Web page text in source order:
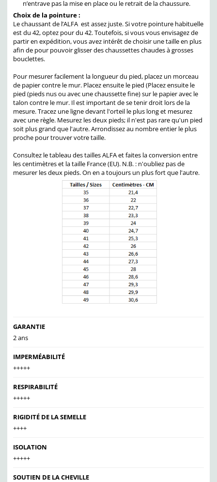
n’entrave pas la mise en place ou le retrait de la chaussure.
Choix de la pointure :
Le chaussant de l’ALFA est assez juste. Si votre pointure habituelle
est du 42, optez pour du 42. Toutefois, si vous vous envisagez de
partir en expédition, vous avez intérêt de choisir une taille en plus
afin de pour pouvoir glisser des chaussettes chaudes à grosses
bouclettes.
Pour mesurer facilement la longueur du pied, placez un morceau
de papier contre le mur. Placez ensuite le pied (Placez ensuite le
pied (pieds nus ou avec une chaussette fine) sur le papier avec le
talon contre le mur. Il est important de se tenir droit lors de la
mesure. Tracez une ligne devant l'orteil le plus long et mesurez
avec une règle. Mesurez les deux pieds; il n'est pas rare qu'un pied
soit plus grand que l'autre. Arrondissez au nombre entier le plus
proche pour trouver votre taille.
Consultez le tableau des tailles ALFA et faites la conversion entre
les centimètres et la taille France (EU). N.B. : n'oubliez pas de
mesurer les deux pieds. On en a toujours un plus fort que l'autre.
GARANTIE
2 ans
IMPERMÉABILITÉ
+++++
RESPIRABILITÉ
+++++
RIGIDITÉ DE LA SEMELLE
++++
ISOLATION
+++++
SOUTIEN DE LA CHEVILLE